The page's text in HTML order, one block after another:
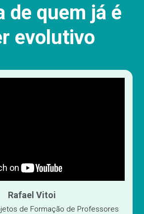
de quem já é
evolutivo
Rafael Vitoi
de Formação de Professores